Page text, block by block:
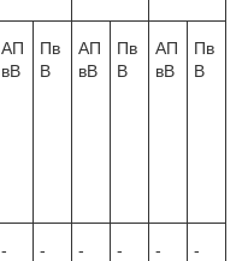
АП
вВ
Пв
В
АП
вВ
Пв
В
АП
вВ
Пв
В
- - - - - -